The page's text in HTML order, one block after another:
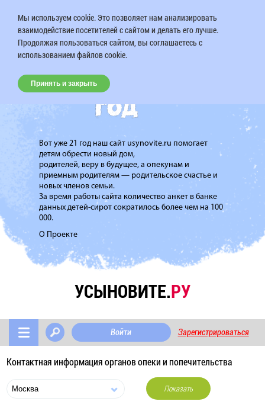
Вот уже 21 год наш сайт usynovite.ru помогает
детям обрести новый дом,
родителей, веру в будущее, а опекунам и
приемным родителям — родительское счастье и
новых членов семьи.
За время работы сайта количество анкет в банке
данных детей-сирот сократилось более чем на 100
000.
О Проекте
УСЫНОВИТЕ.РУ
Войти Зарегистрироваться
Контактная информация органов опеки и попечительства
Показать
Мы используем cookie. Это позволяет нам анализировать
взаимодействие посетителей с сайтом и делать его лучше.
Продолжая пользоваться сайтом, вы соглашаетесь с
использованием файлов cookie.
Принять и закрыть